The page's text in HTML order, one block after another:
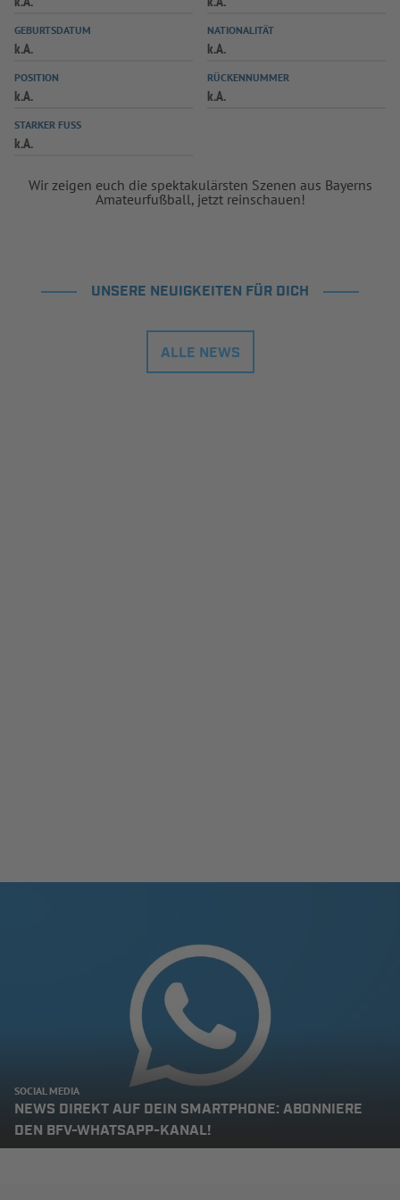
SPIELPLUS
GEBURTSDATUM
k.A.
NATIONALITÄT
k.A.
POSITION
k.A.
RÜCKENNUMMER
k.A.
STARKER FUSS
k.A.
Wir zeigen euch die spektakulärsten Szenen aus Bayerns
Amateurfußball, jetzt reinschauen!
UNSERE NEUIGKEITEN FÜR DICH
ALLE NEWS
SOCIAL MEDIA
NEWS DIREKT AUF DEIN SMARTPHONE: ABONNIERE
DEN BFV-WHATSAPP-KANAL!